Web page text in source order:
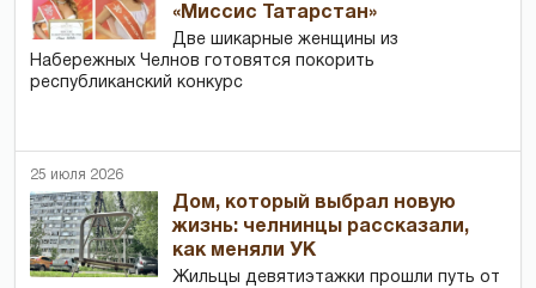
«Миссис Татарстан»
Две шикарные женщины из
Набережных Челнов готовятся покорить
республиканский конкурс
25 июля 2026
Дом, который выбрал новую
жизнь: челнинцы рассказали,
как меняли УК
Жильцы девятиэтажки прошли путь от